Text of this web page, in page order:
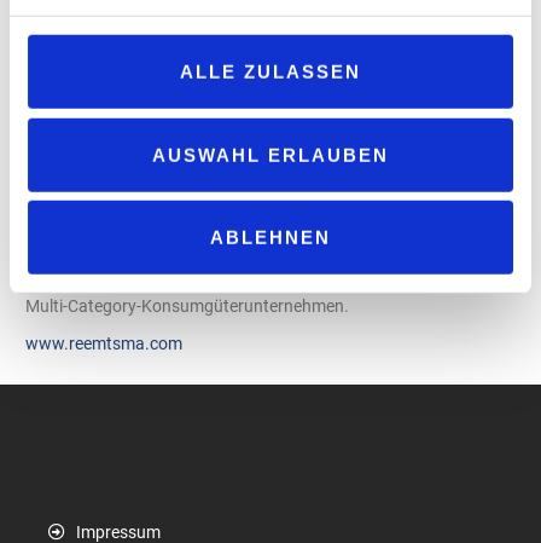
ALLE ZULASSEN
AUSWAHL ERLAUBEN
ABLEHNEN
wieder auf die Erfolgsspur zurückgebracht. Dafür gilt ihr mein
ausdrücklicher und freundschaftlicher Dank.“
Für die kommenden Jahre setzt „Imperial Brands“ nach eigenen
die Weiterentwicklung des Marken- und Produktportfolios. Im
Fokus steht zudem die Transformation von „Reemtsma“ zu einem
Multi-Category-Konsumgüterunternehmen.
www.reemtsma.com
Impressum